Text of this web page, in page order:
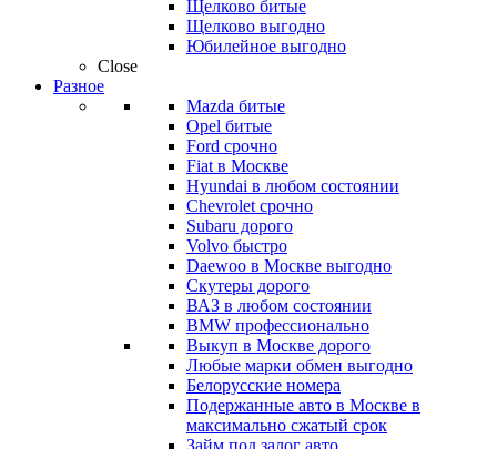
Щелково битые
Щелково выгодно
Юбилейное выгодно
Close
Разное
Mazda битые
Opel битые
Ford срочно
Fiat в Москве
Hyundai в любом состоянии
Chevrolet срочно
Subaru дорого
Volvo быстро
Daewoo в Москве выгодно
Скутеры дорого
ВАЗ в любом состоянии
BMW профессионально
Выкуп в Москве дорого
Любые марки обмен выгодно
Белорусские номера
Подержанные авто в Москве в
максимально сжатый срок
Займ под залог авто